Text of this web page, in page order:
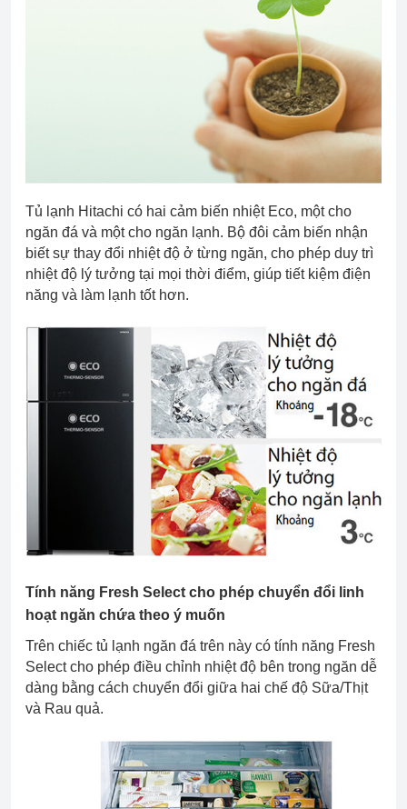
Tủ lạnh Hitachi có hai cảm biến nhiệt Eco, một cho
ngăn đá và một cho ngăn lạnh. Bộ đôi cảm biến nhận
biết sự thay đổi nhiệt độ ở từng ngăn, cho phép duy trì
nhiệt độ lý tưởng tại mọi thời điểm, giúp tiết kiệm điện
năng và làm lạnh tốt hơn.
Tính năng Fresh Select cho phép chuyển đổi linh
hoạt ngăn chứa theo ý muốn
Trên chiếc tủ lạnh ngăn đá trên này có tính năng Fresh
Select cho phép điều chỉnh nhiệt độ bên trong ngăn dễ
dàng bằng cách chuyển đổi giữa hai chế độ Sữa/Thịt
và Rau quả.